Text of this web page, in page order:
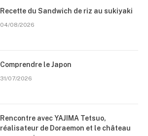
Recette du Sandwich de riz au sukiyaki
04/08/2026
Comprendre le Japon
31/07/2026
Rencontre avec YAJIMA Tetsuo,
réalisateur de Doraemon et le château